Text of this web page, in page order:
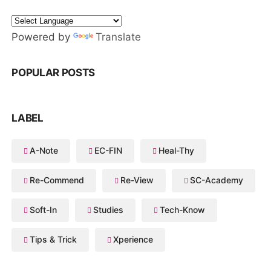
Powered by Translate
POPULAR POSTS
LABEL
A-Note EC-FIN Heal-Thy
Re-Commend Re-View SC-Academy
Soft-In Studies Tech-Know
Tips & Trick Xperience